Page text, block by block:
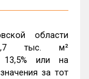
области
тыс. м²
13,5% или на
за тот